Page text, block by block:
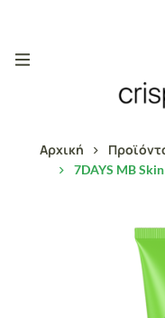
Αρχική
7DAYS MB